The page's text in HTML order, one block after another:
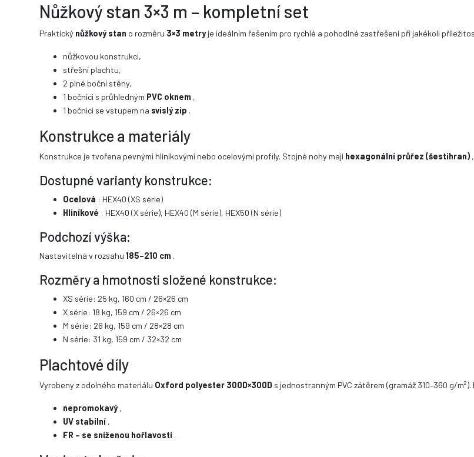
Nůžkový stan 3×3 m – kompletní set
Praktický nůžkový stan o rozměru 3×3 metryje ideálním řešením pro rychlé a pohodlné zastřešení při jakékoli
nůžkovou konstrukci,
střešní plachtu,
2 plné boční stěny,
1 bočnici s průhledným PVC oknem ,
1 bočnici se vstupem na svislý zip .
Konstrukce a materiály
Konstrukce je tvořena pevnými hliníkovými nebo ocelovými profily. Stojné nohy mají hexagonální průřez (šestihran)
Dostupné varianty konstrukce:
Ocelová : HEX40 (XS série)
Hliníkové : HEX40 (X série), HEX40 (M série), HEX50 (N série)
Podchozí výška:
Nastavitelná v rozsahu 185–210 cm .
Rozměry a hmotnosti složené konstrukce:
XS série: 25 kg, 160 cm / 26×26 cm
X série: 18 kg, 159 cm / 26×26 cm
M série: 26 kg, 159 cm / 28×28 cm
N série: 31 kg, 159 cm / 32×32 cm
Plachtové díly
Vyrobeny z odolného materiálu Oxford polyester 300D×300D s jednostranným PVC zátěrem (gramáž 310–360 g/
nepromokavý,
UV stabilní ,
FR – se sníženou hořlavostí .